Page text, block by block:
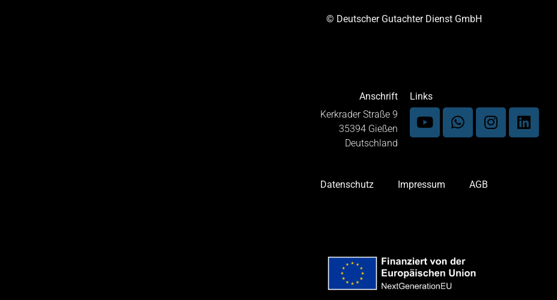
© Deutscher Gutachter Dienst GmbH
Anschrift
Kerkrader Straße 9
35394 Gießen
Deutschland
Links
Datenschutz Impressum AGB